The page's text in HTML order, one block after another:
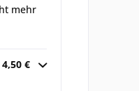
mehr
€